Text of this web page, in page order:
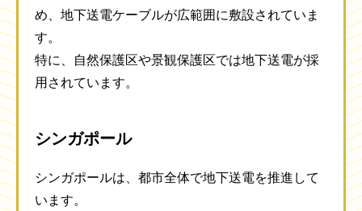
め、地下送電ケーブルが広範囲に敷設されていま
す。
特に、自然保護区や景観保護区では地下送電が採
用されています。
シンガポール
シンガポールは、都市全体で地下送電を推進して
います。